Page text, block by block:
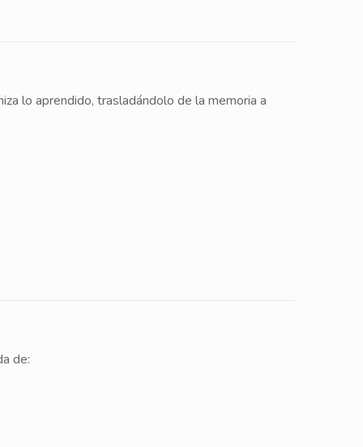
lo aprendido, trasladándolo de la memoria a
de: